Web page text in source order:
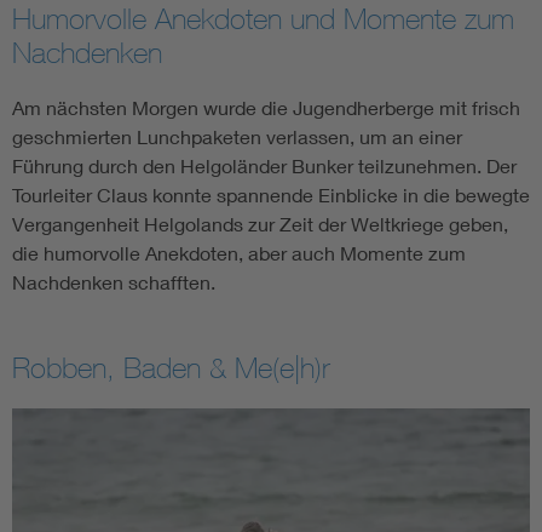
Humorvolle Anekdoten und Momente zum
Nachdenken
Am nächsten Morgen wurde die Jugendherberge mit frisch
geschmierten Lunchpaketen verlassen, um an einer
Führung durch den Helgoländer Bunker teilzunehmen. Der
Tourleiter Claus konnte spannende Einblicke in die bewegte
Vergangenheit Helgolands zur Zeit der Weltkriege geben,
die humorvolle Anekdoten, aber auch Momente zum
Nachdenken schafften.
Robben, Baden & Me(e|h)r